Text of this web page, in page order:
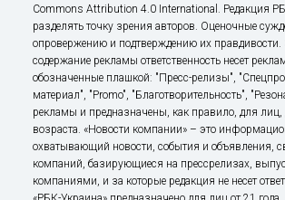
Commons Attribution 4.0 International. Редакция
разделять точку зрения авторов. Оценочные
опровержению и подтверждению их правдивости.
содержание рекламы ответственность несет
обозначенные плашкой: "Пресс-релизы",
материал", "Promo", "Благотворительность",
рекламы и предназначены, как правило, для лиц,
возраста. «Новости компании» – это
охватывающий новости, события и объявления,
компаний, базирующиеся на прессрелизах,
компаниями, и за которые редакция не несет